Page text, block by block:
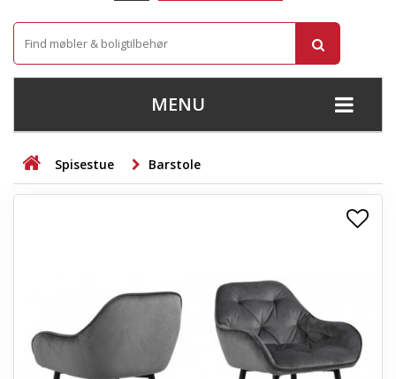
MENU
+
STUE
+
+
TÆPPER
Spisestue Barstole